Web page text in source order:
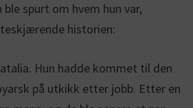
spurt om hvem hun var,
historien:
Hun hadde kommet til den
på utkikk etter jobb. Etter en